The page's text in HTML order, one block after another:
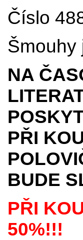
Číslo
Šmouhy
NA
PŘI
BUDE
PŘI
50%!!!